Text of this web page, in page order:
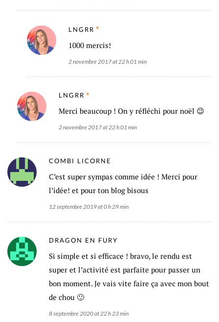
LNGRR
1000 mercis!
2 novembre 2017 at 22 h 01 min
LNGRR
Merci beaucoup ! On y réfléchi pour noël 😉
2 novembre 2017 at 22 h 01 min
COMBI LICORNE
C’est super sympas comme idée ! Merci pour
l’idée! et pour ton blog bisous
12 septembre 2019 at 0 h 29 min
DRAGON EN FURY
Si simple et si efficace ! bravo, le rendu est
super et l’activité est parfaite pour passer un
bon moment. Je vais vite faire ça avec mon bout
de chou 🙂
8 septembre 2020 at 22 h 23 min